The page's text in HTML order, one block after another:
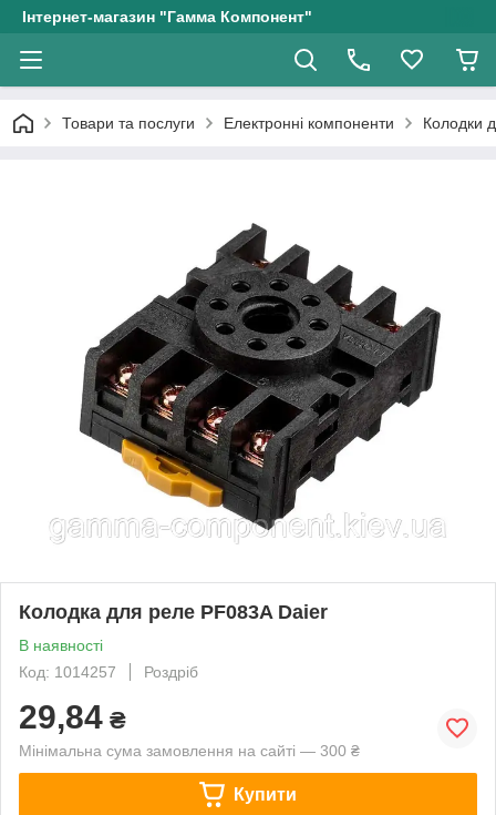
Інтернет-магазин "Гамма Компонент"
Товари та послуги Електронні компоненти Колодки
Колодка для реле PF083A Daier
В наявності
Код: 1014257
Роздріб
29,84 ₴
Мінімальна сума замовлення на сайті — 300 ₴
Купити